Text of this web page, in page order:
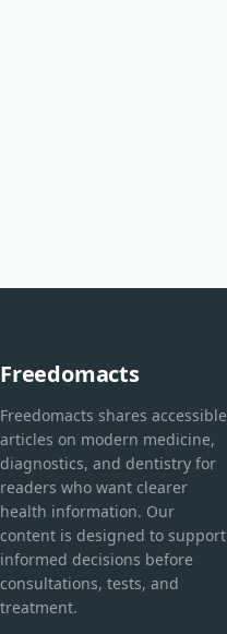
Freedomacts
Freedomacts shares accessible
articles on modern medicine,
diagnostics, and dentistry for
readers who want clearer
health information. Our
content is designed to support
informed decisions before
consultations, tests, and
treatment.